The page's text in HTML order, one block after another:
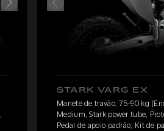
STARK VARG EX
Manete de travão, 75-90 kg
Medium, Stark power tube,
Pedal de apoio padrão, Kit de